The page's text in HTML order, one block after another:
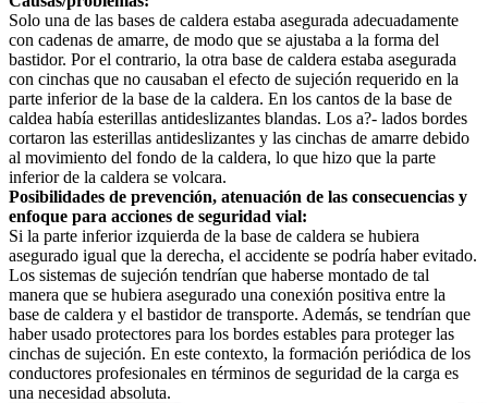
Solo una de las bases de caldera estaba asegurada adecuadamente
con cadenas de amarre, de modo que se ajustaba a la forma del
bastidor. Por el contrario, la otra base de caldera estaba asegurada
con cinchas que no causaban el efecto de sujeción requerido en la
parte inferior de la base de la caldera. En los cantos de la base de
caldea había esterillas antideslizantes blandas. Los a?- lados bordes
cortaron las esterillas antideslizantes y las cinchas de amarre debido
al movimiento del fondo de la caldera, lo que hizo que la parte
inferior de la caldera se volcara.
Posibilidades de prevención, atenuación de las consecuencias y
enfoque para acciones de seguridad vial:
Si la parte inferior izquierda de la base de caldera se hubiera
asegurado igual que la derecha, el accidente se podría haber evitado.
Los sistemas de sujeción tendrían que haberse montado de tal
manera que se hubiera asegurado una conexión positiva entre la
base de caldera y el bastidor de transporte. Además, se tendrían que
haber usado protectores para los bordes estables para proteger las
cinchas de sujeción. En este contexto, la formación periódica de los
conductores profesionales en términos de seguridad de la carga es
una necesidad absoluta.